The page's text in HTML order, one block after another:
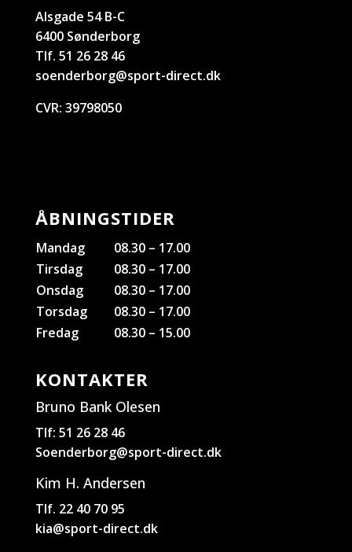
Alsgade 54 B-C
6400 Sønderborg
Tlf. 51 26 28 46
soenderborg@sport-direct.dk
CVR: 39798050
ÅBNINGSTIDER
Mandag
08.30 – 17.00
Tirsdag
08.30 – 17.00
Onsdag
08.30 – 17.00
Torsdag
08.30 – 17.00
Fredag
08.30 – 15.00
KONTAKTER
Bruno Bank Olesen
Tlf: 51 26 28 46
Soenderborg@sport-direct.dk
Kim H. Andersen
Tlf. 22 40 70 95
kia@sport-direct.dk